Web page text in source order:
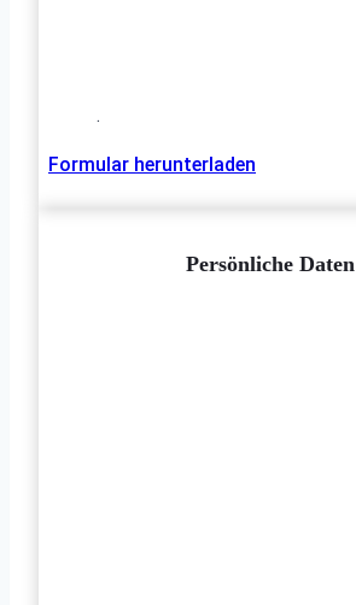
.
Formular herunterladen
Persönliche Daten